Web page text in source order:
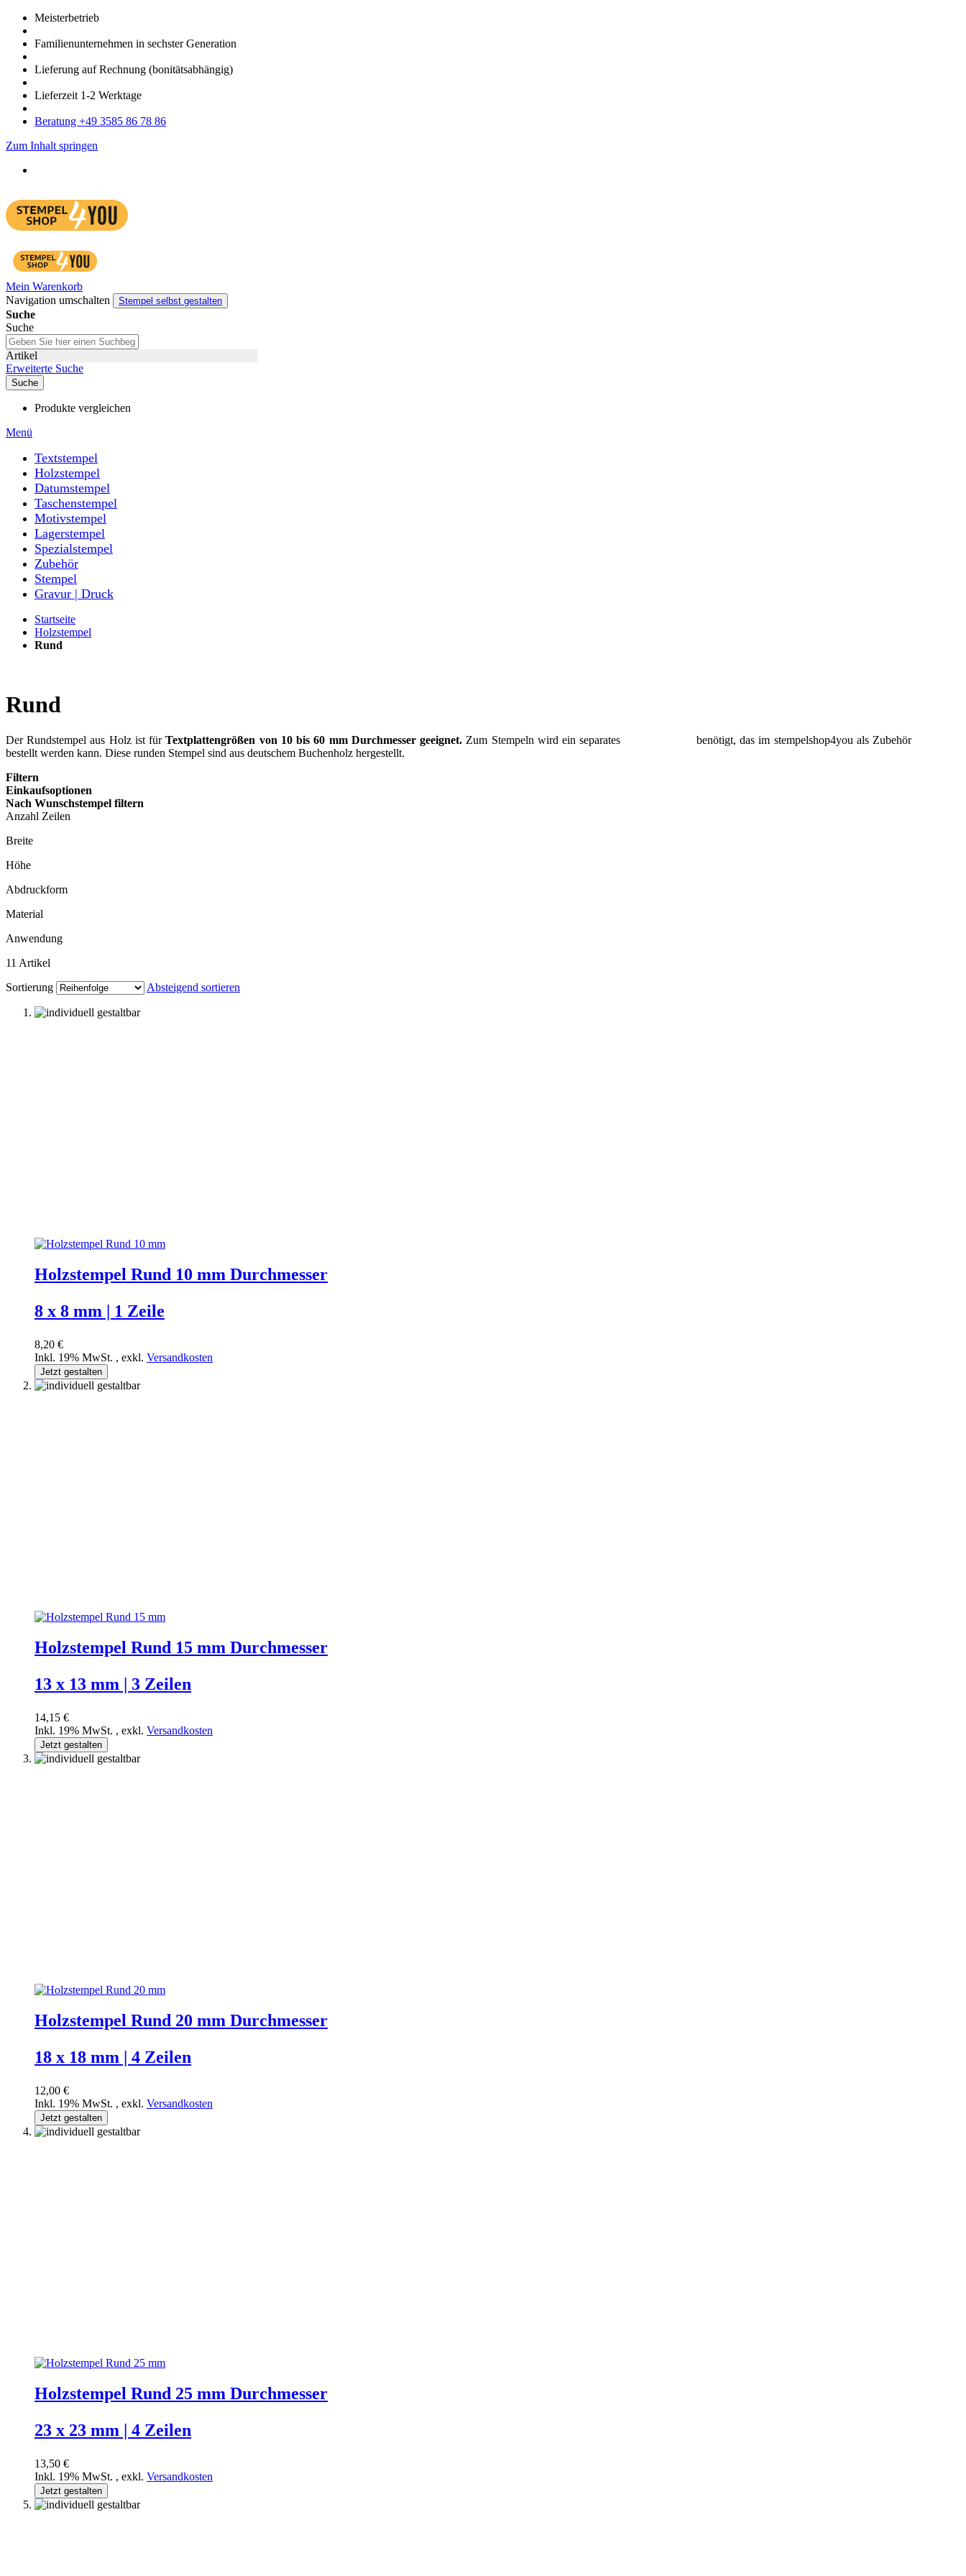
Meister­betrieb
Familien­unter­nehmen in sechster Gene­ration
Lieferung auf Rech­nung (bonitätsabhängig)
Liefer­zeit 1-2 Werk­tage
Bera­tung +49 3585 86 78 86
Zum Inhalt springen
Mein Warenkorb
Navigation umschalten
Stempel selbst gestalten
Suche
Suche
Artikel
Erweiterte Suche
Suche
Produkte vergleichen
Menü
Textstempel
Holzstempel
Datumstempel
Taschenstempel
Motivstempel
Lagerstempel
Spezialstempel
Zubehör
Stempel
Gravur | Druck
Startseite
Holzstempel
Rund
Rund
Der Rundstempel aus Holz ist fürTextplattengrößen von 10 bis 60 mm Durchmesser geeignet. Zum Stempeln wird ein separates
benötigt, das im stempelshop4you als Zubehör
bestellt werden kann. Diese runden Stempel sind aus deutschem Buchenholz hergestellt.
Filtern
Einkaufsoptionen
Nach Wunschstempel filtern
Anzahl Zeilen
Breite
Höhe
Abdruckform
Material
Anwendung
11 Artikel
Sortierung
Absteigend sortieren
Holzstempel Rund 10 mm Durchmesser
8 x 8 mm | 1 Zeile
8,20 €
Inkl. 19% MwSt. , exkl. Versandkosten
Jetzt gestalten
Holzstempel Rund 15 mm Durchmesser
13 x 13 mm | 3 Zeilen
14,15 €
Inkl. 19% MwSt. , exkl. Versandkosten
Jetzt gestalten
Holzstempel Rund 20 mm Durchmesser
18 x 18 mm | 4 Zeilen
12,00 €
Inkl. 19% MwSt. , exkl. Versandkosten
Jetzt gestalten
Holzstempel Rund 25 mm Durchmesser
23 x 23 mm | 4 Zeilen
13,50 €
Inkl. 19% MwSt. , exkl. Versandkosten
Jetzt gestalten